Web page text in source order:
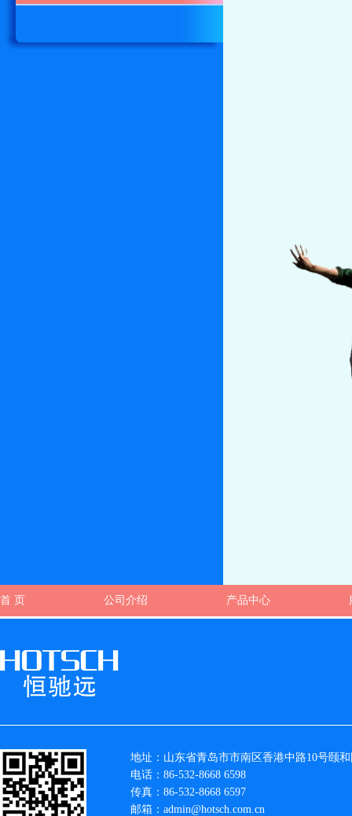
首 页 公司介绍 产品中心
地址：山东省青岛市市南区香港中路10号颐和
电话：86-532-8668 6598
传真：86-532-8668 6597
邮箱：admin@hotsch.com.cn